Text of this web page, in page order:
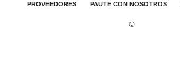
PROVEEDORES PAUTE CON NOSOTROS
©